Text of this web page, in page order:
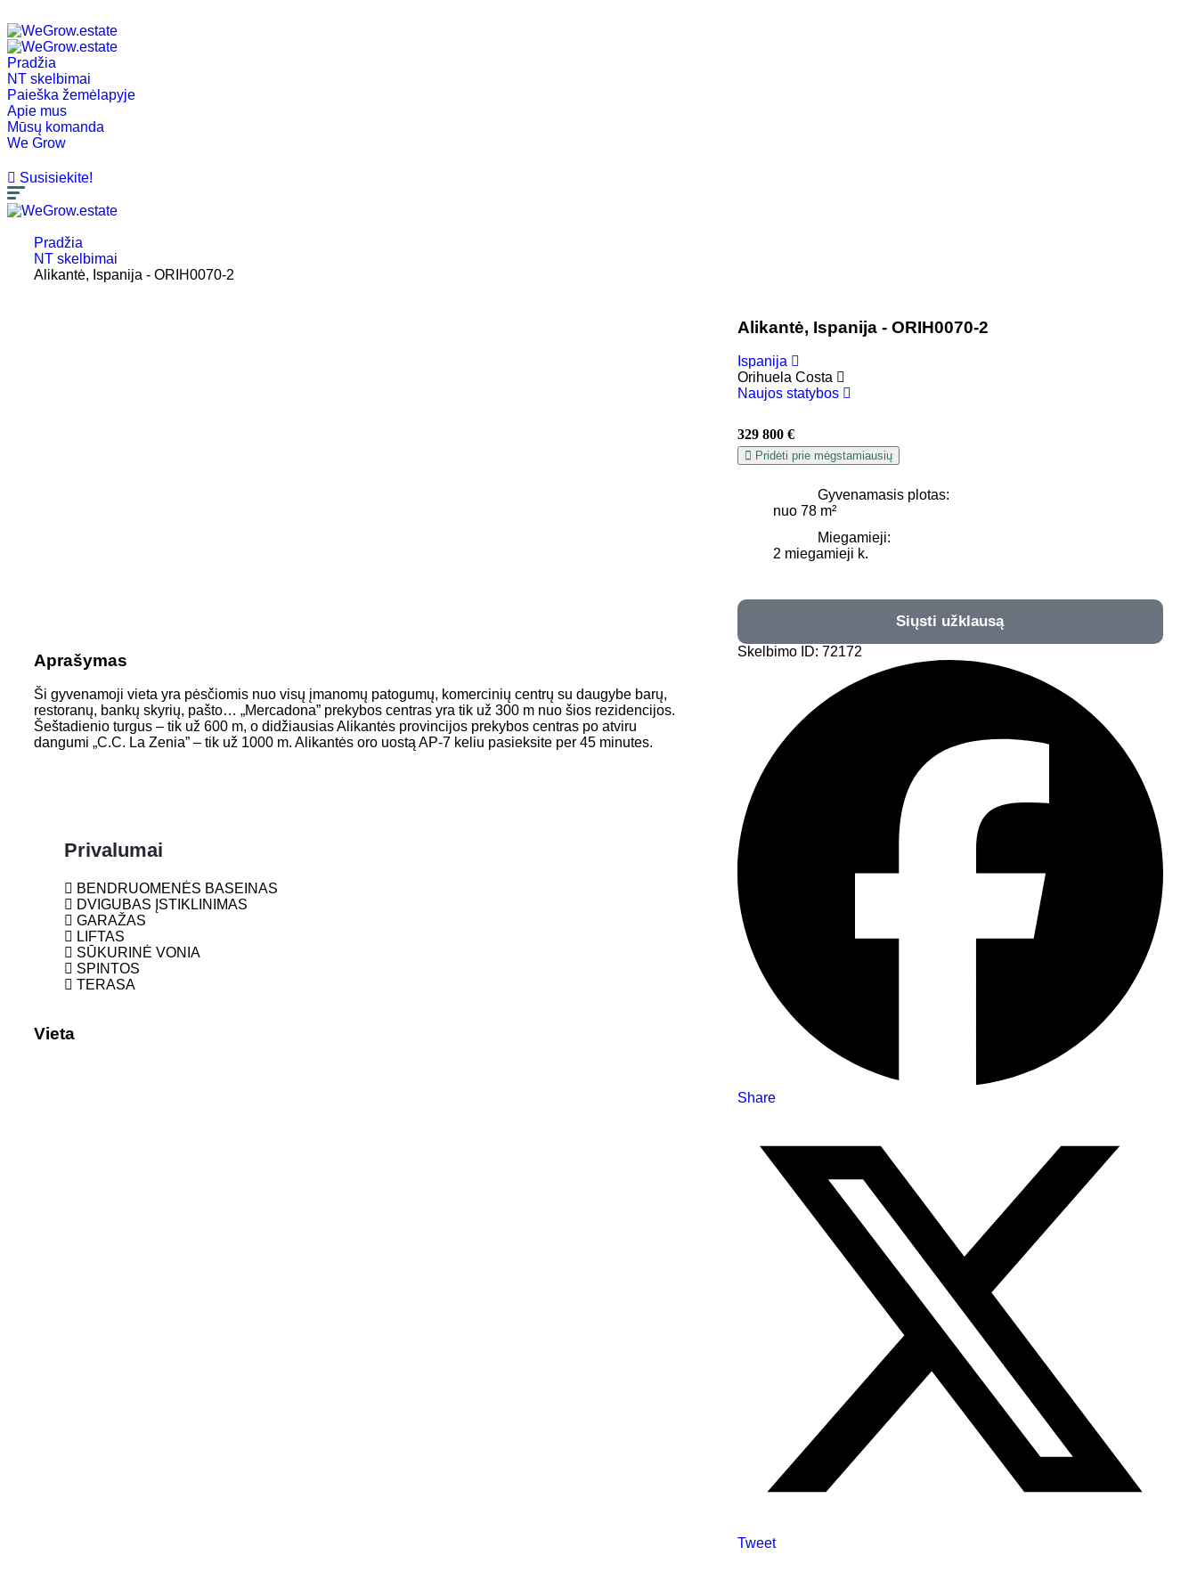
Pradžia
NT skelbimai
Paieška žemėlapyje
Apie mus
Mūsų komanda
We Grow
Susisiekite!
Pradžia
NT skelbimai
Alikantė, Ispanija - ORIH0070-2
Aprašymas
Ši gyvenamoji vieta yra pėsčiomis nuo visų įmanomų patogumų, komercinių centrų su daugybe barų,
restoranų, bankų skyrių, pašto… „Mercadona” prekybos centras yra tik už 300 m nuo šios rezidencijos.
Šeštadienio turgus – tik už 600 m, o didžiausias Alikantės provincijos prekybos centras po atviru
dangumi „C.C. La Zenia” – tik už 1000 m. Alikantės oro uostą AP-7 keliu pasieksite per 45 minutes.
Privalumai
BENDRUOMENĖS BASEINAS
DVIGUBAS ĮSTIKLINIMAS
GARAŽAS
LIFTAS
SŪKURINĖ VONIA
SPINTOS
TERASA
Vieta
Alikantė, Ispanija - ORIH0070-2
Ispanija
Orihuela Costa
Naujos statybos
329 800 €
Pridėti prie mėgstamiausių
Gyvenamasis plotas:
nuo 78 m²
Miegamieji:
2 miegamieji k.
Siųsti užklausą
Skelbimo ID: 72172
Share
Tweet